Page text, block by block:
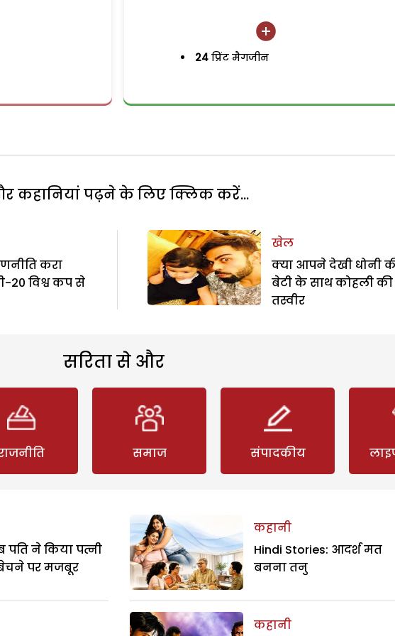
24 प्रिंट मैगजीन
कहानियां पढ़ने के लिए क्लिक करें...
करा
20 विश्व कप से
खेल
क्या आपने देखी धोनी
बेटी के साथ कोहली
तस्वीर
सरिता से और
समाज संपादकीय
ने किया पत्नी
पर मजबूर
कहानी
Hindi Stories: आदर्श मत
बनना तनु
कहानी